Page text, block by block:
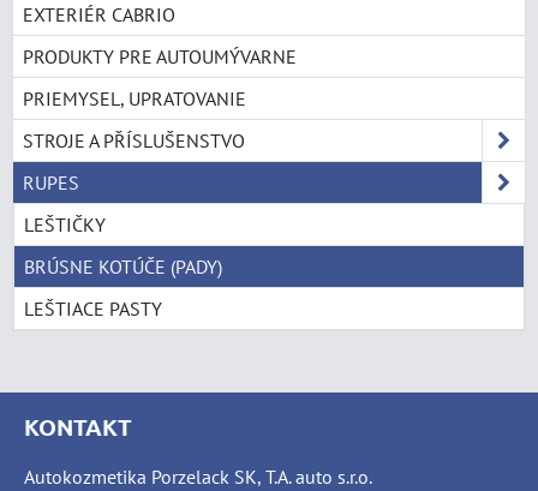
EXTERIÉR CABRIO
PRODUKTY PRE AUTOUMÝVARNE
PRIEMYSEL, UPRATOVANIE
STROJE A PŘÍSLUŠENSTVO
RUPES
LEŠTIČKY
BRÚSNE KOTÚČE (PADY)
LEŠTIACE PASTY
KONTAKT
Autokozmetika Porzelack SK, T.A. auto s.r.o.